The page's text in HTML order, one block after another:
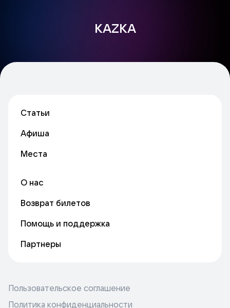
KAZKA
Статьи
Афиша
Места
О нас
Возврат билетов
Помощь и поддержка
Партнеры
Пользовательское соглашение
Политика конфиденциальности